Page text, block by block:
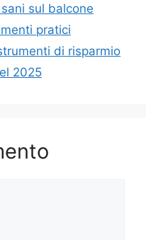
sul balcone
pratici
di risparmio
2025